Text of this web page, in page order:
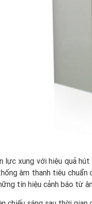
xung với hiệu quả
âm thanh tiêu
tín hiệu cảnh báo từ